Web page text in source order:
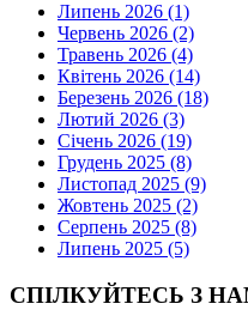
Липень 2026 (1)
Червень 2026 (2)
Травень 2026 (4)
Квітень 2026 (14)
Березень 2026 (18)
Лютий 2026 (3)
Січень 2026 (19)
Грудень 2025 (8)
Листопад 2025 (9)
Жовтень 2025 (2)
Серпень 2025 (8)
Липень 2025 (5)
СПІЛКУЙТЕСЬ З